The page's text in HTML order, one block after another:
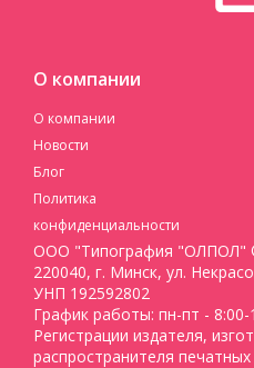
О компании
О компании
Новости
Блог
Политика
конфиденциальности
ООО "Типография "ОЛПОЛ"
220040, г. Минск, ул.
УНП 192592802
График работы: пн-пт -
Регистрации издателя,
распространителя